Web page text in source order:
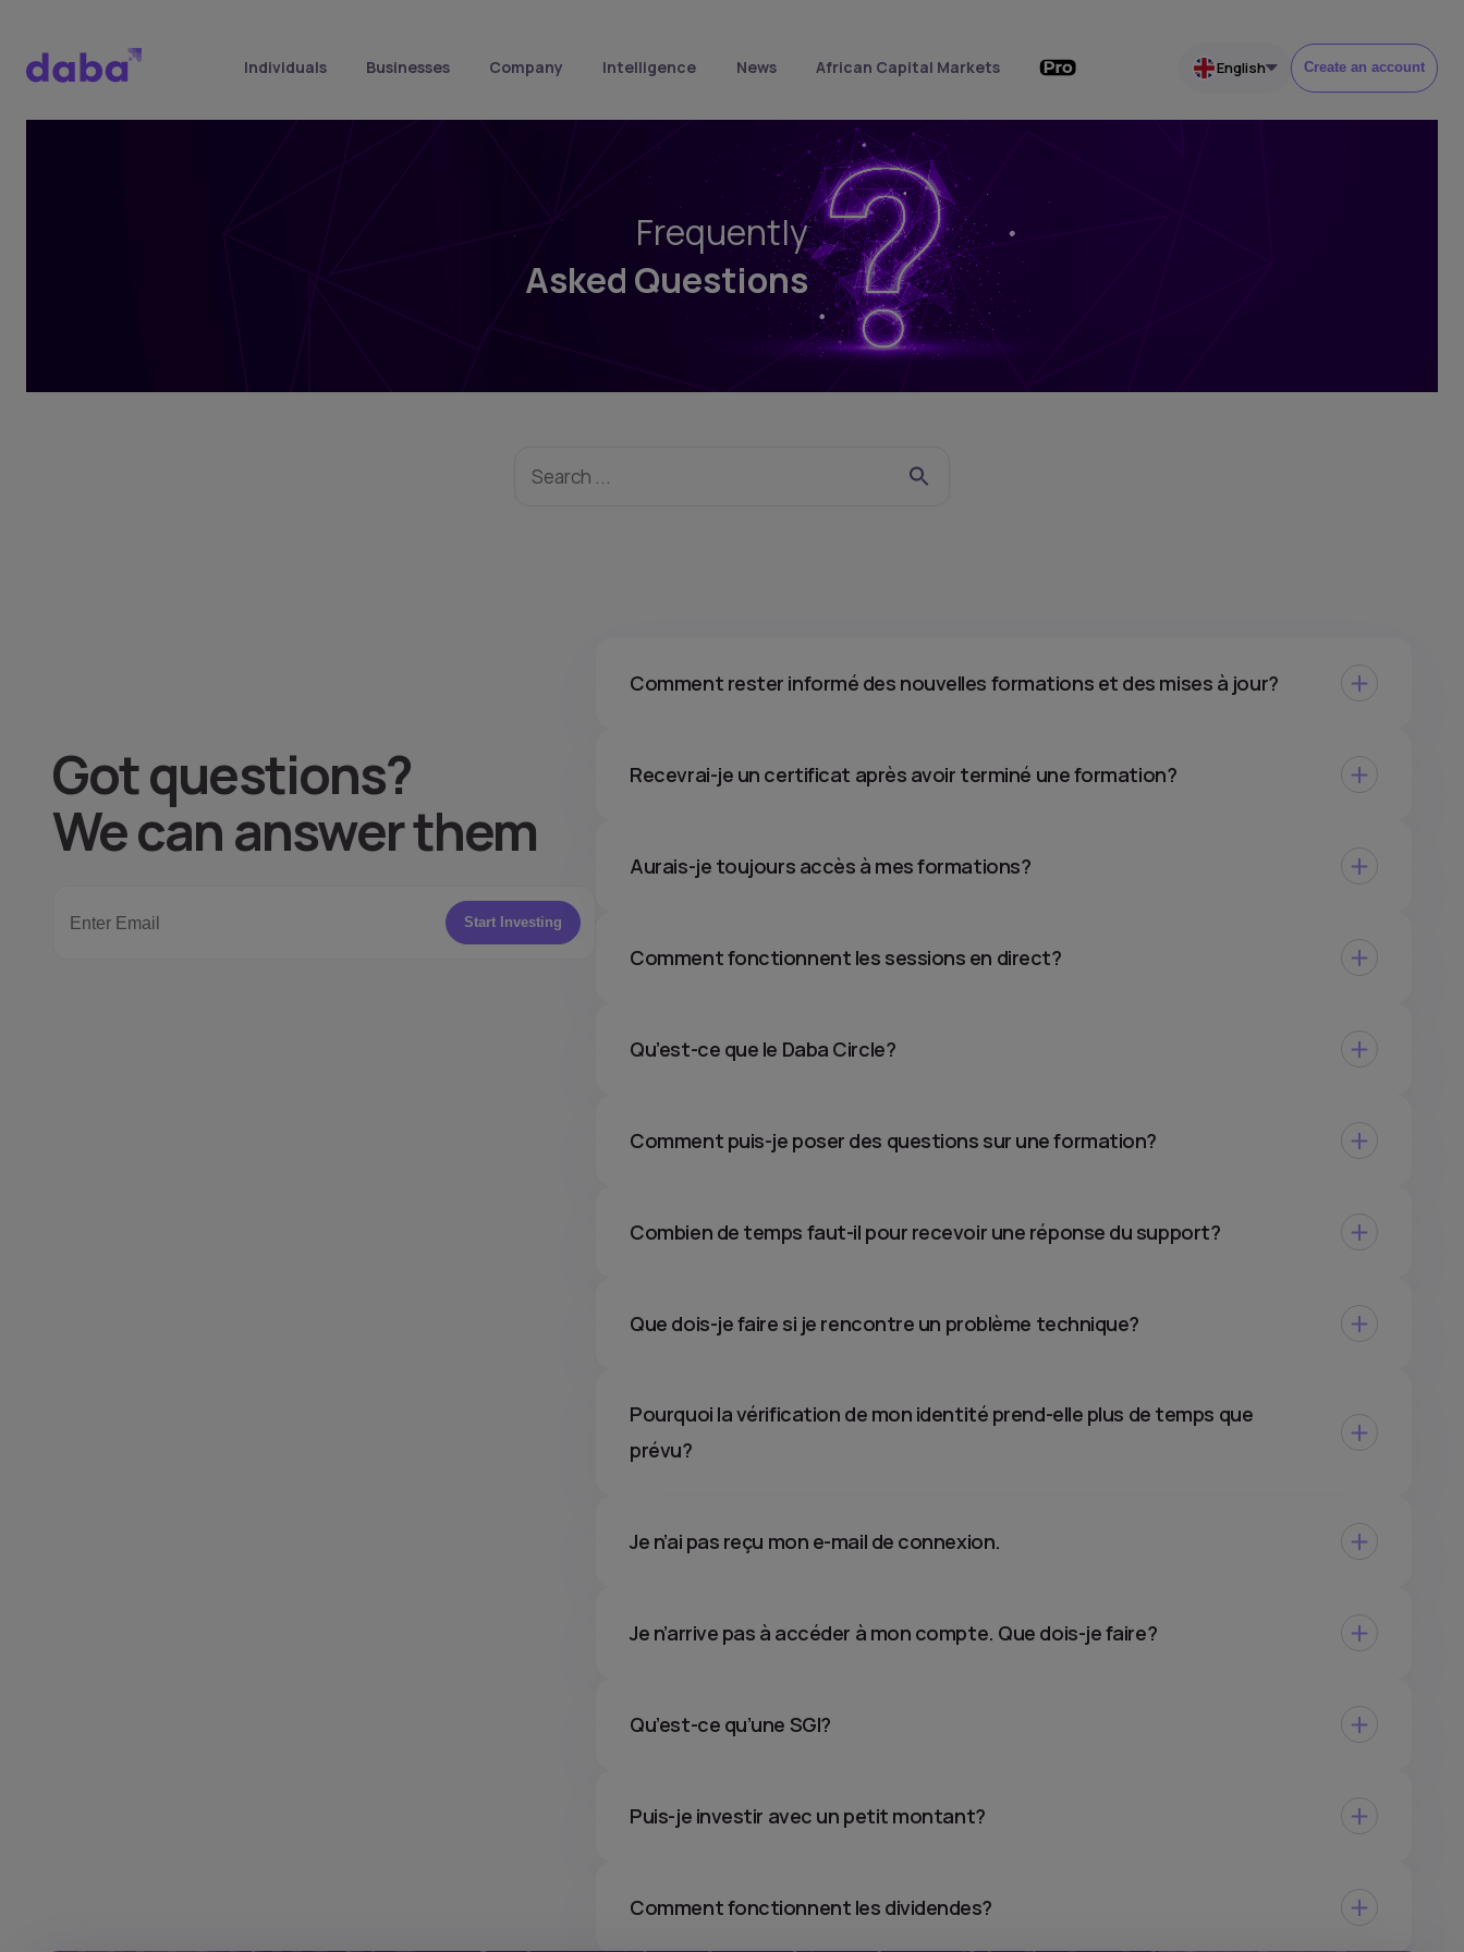
Individuals Businesses Company Intelligence News African Capital Markets English Create an account
Frequently
Asked Questions
Got questions?
We can answer them
Start Investing
Comment rester informé des nouvelles formations et des mises à jour?
Recevrai-je un certificat après avoir terminé une formation?
Aurais-je toujours accès à mes formations?
Comment fonctionnent les sessions en direct?
Qu’est-ce que le Daba Circle?
Comment puis-je poser des questions sur une formation?
Combien de temps faut-il pour recevoir une réponse du support?
Que dois-je faire si je rencontre un problème technique?
Pourquoi la vérification de mon identité prend-elle plus de temps que
prévu?
Je n’ai pas reçu mon e-mail de connexion.
Je n’arrive pas à accéder à mon compte. Que dois-je faire?
Qu’est-ce qu’une SGI?
Puis-je investir avec un petit montant?
Comment fonctionnent les dividendes?